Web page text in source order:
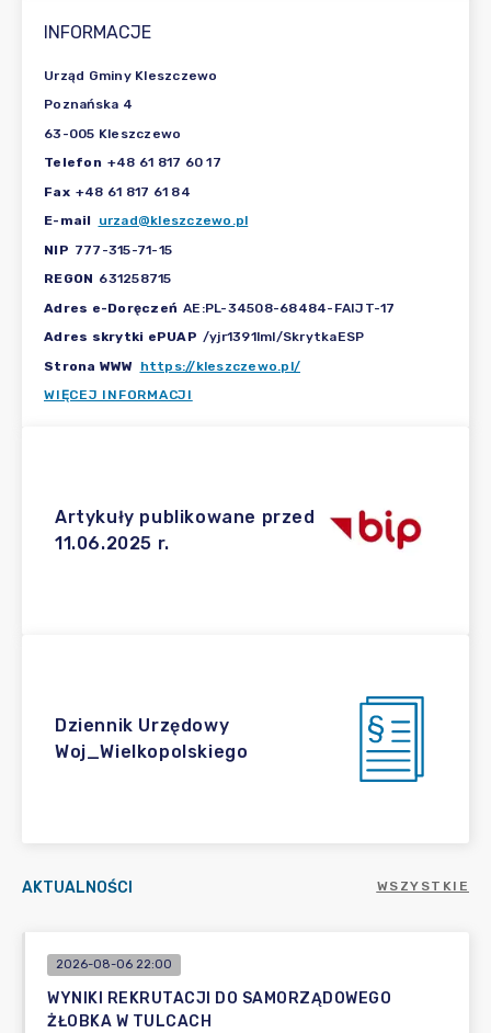
INFORMACJE
Urząd Gminy Kleszczewo
Poznańska 4
63-005 Kleszczewo
Telefon +48 61 817 60 17
Fax +48 61 817 61 84
E-mail
urzad@kleszczewo.pl
NIP 777-315-71-15
REGON 631258715
Adres e-Doręczeń AE:PL-34508-68484-FAIJT-17
Adres skrytki ePUAP /yjr1391lml/SkrytkaESP
Strona WWW https://kleszczewo.pl/
WIĘCEJ INFORMACJI
Artykuły publikowane przed
11.06.2025 r.
Dziennik Urzędowy
Woj_Wielkopolskiego
AKTUALNOŚCI WSZYSTKIE
2026-08-06 22:00
WYNIKI REKRUTACJI DO SAMORZĄDOWEGO
ŻŁOBKA W TULCACH